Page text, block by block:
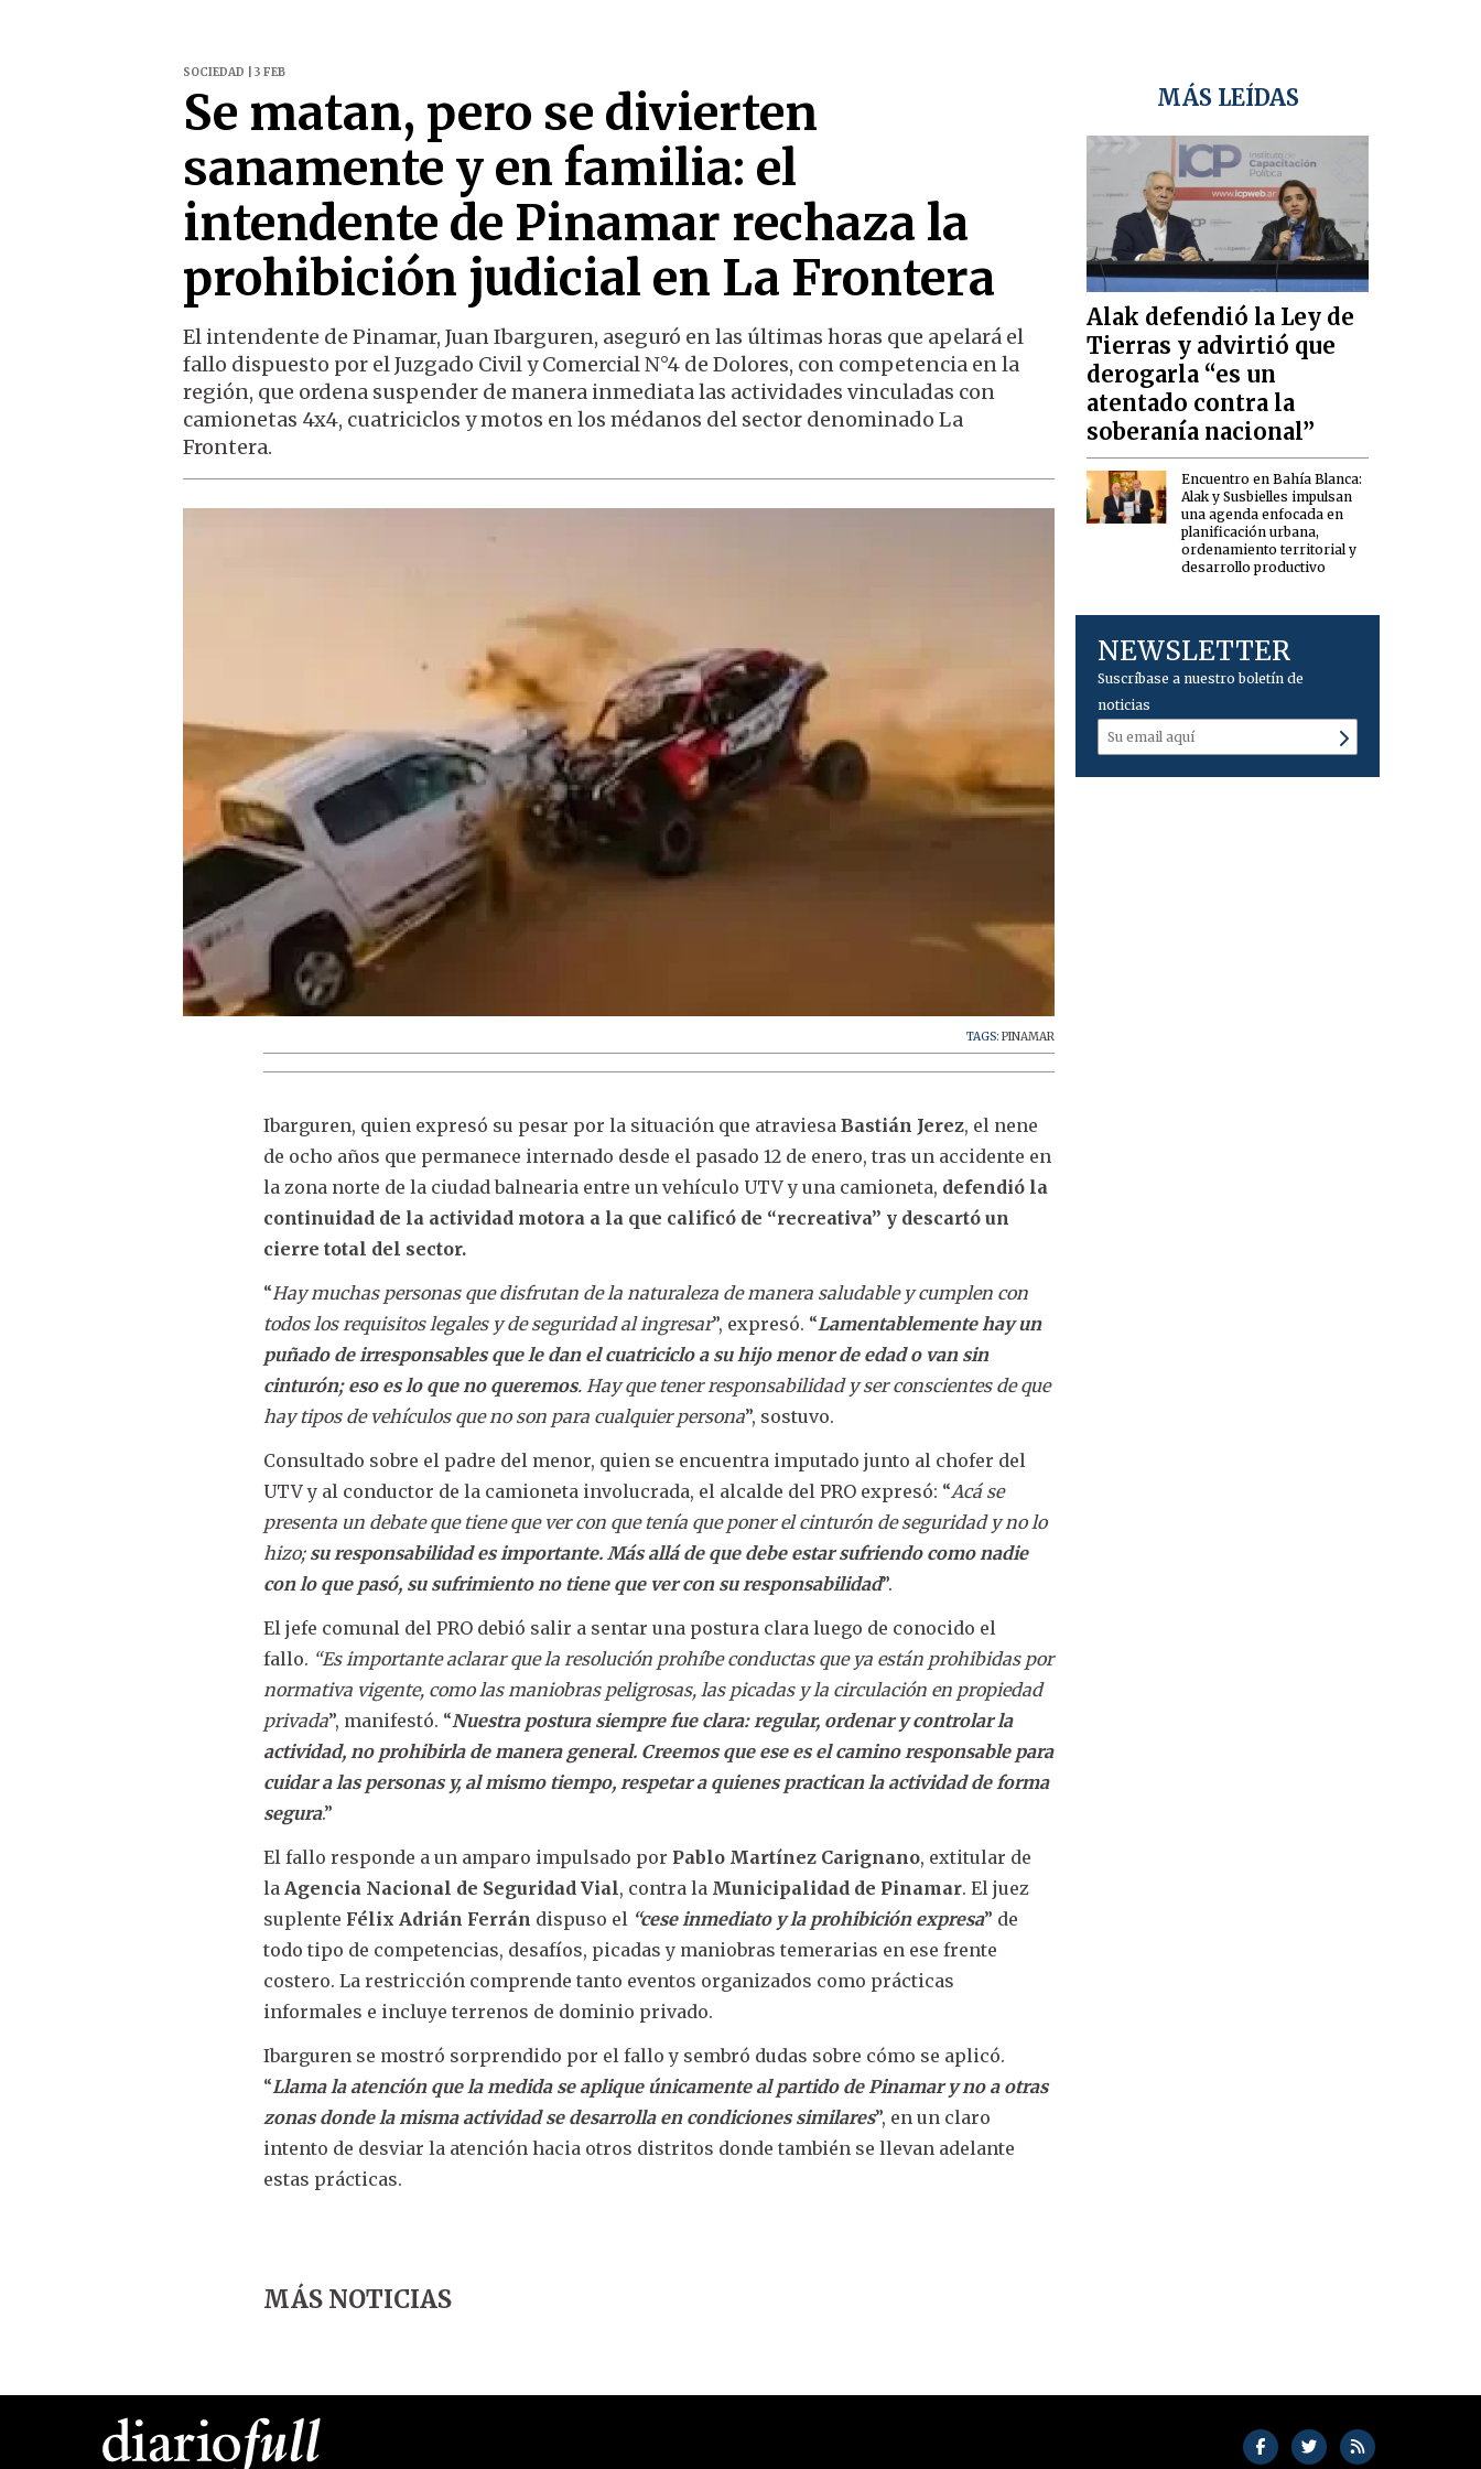
SOCIEDAD | 3 FEB
Se matan, pero se divierten
sanamente y en familia: el
intendente de Pinamar rechaza la
prohibición judicial en La Frontera
El intendente de Pinamar, Juan Ibarguren, aseguró en las últimas horas que apelará el
fallo dispuesto por el Juzgado Civil y Comercial N°4 de Dolores, con competencia en la
región, que ordena suspender de manera inmediata las actividades vinculadas con
camionetas 4x4, cuatriciclos y motos en los médanos del sector denominado La
Frontera.
TAGS:PINAMAR
Ibarguren, quien expresó su pesar por la situación que atraviesaBastián Jerez, el nene
de ocho años que permanece internado desde el pasado 12 de enero, tras un accidente en
la zona norte de la ciudad balnearia entre un vehículo UTV y una camioneta, defendió la
continuidad de la actividad motora a la que calificó de “recreativa” y descartó un
cierre total del sector.
“Hay muchas personas que disfrutan de la naturaleza de manera saludable y cumplen con
todos los requisitos legales y de seguridad al ingresar”, expresó. “Lamentablemente hay un
puñado de irresponsables que le dan el cuatriciclo a su hijo menor de edad o van sin
cinturón; eso es lo que no queremos. Hay que tener responsabilidad y ser conscientes de que
hay tipos de vehículos que no son para cualquier persona”, sostuvo.
Consultado sobre el padre del menor, quien se encuentra imputado junto al chofer del
UTV y al conductor de la camioneta involucrada, el alcalde del PRO expresó: “Acá se
presenta un debate que tiene que ver con que tenía que poner el cinturón de seguridad y no lo
hizo; su responsabilidad es importante. Más allá de que debe estar sufriendo como nadie
con lo que pasó, su sufrimiento no tiene que ver con su responsabilidad”.
El jefe comunal del PRO debió salir a sentar una postura clara luego de conocido el
fallo. “Es importante aclarar que la resolución prohíbe conductas que ya están prohibidas por
normativa vigente, como las maniobras peligrosas, las picadas y la circulación en propiedad
privada”, manifestó. “Nuestra postura siempre fue clara: regular, ordenar y controlar la
actividad, no prohibirla de manera general. Creemos que ese es el camino responsable para
cuidar a las personas y, al mismo tiempo, respetar a quienes practican la actividad de forma
segura.”
El fallo responde a un amparo impulsado por Pablo Martínez Carignano, extitular de
laAgencia Nacional de Seguridad Vial, contra la Municipalidad de Pinamar. El juez
suplente Félix Adrián Ferrán dispuso el “cese inmediato y la prohibición expresa” de
todo tipo de competencias, desafíos, picadas y maniobras temerarias en ese frente
costero. La restricción comprende tanto eventos organizados como prácticas
informales e incluye terrenos de dominio privado.
Ibarguren se mostró sorprendido por el fallo y sembró dudas sobre cómo se aplicó.
“Llama la atención que la medida se aplique únicamente al partido de Pinamar y no a otras
zonas donde la misma actividad se desarrolla en condiciones similares”, en un claro
intento de desviar la atención hacia otros distritos donde también se llevan adelante
estas prácticas.
MÁS NOTICIAS
MÁS LEÍDAS
Alak defendió la Ley de
Tierras y advirtió que
derogarla “es un
atentado contra la
soberanía nacional”
Encuentro en Bahía Blanca:
Alak y Susbielles impulsan
una agenda enfocada en
planificación urbana,
ordenamiento territorial y
desarrollo productivo
NEWSLETTER
Suscríbase a nuestro boletín de
noticias